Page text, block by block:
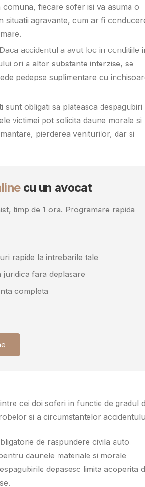
fiecare sofer isi va asuma o
situatii agravante, cum ar fi
accidentul a avut loc in conditiile
ori a altor substante interzise, se
pedepse suplimentare cu
sunt obligati sa plateasca despagubiri
victimei pot solicita daune morale si
pierderea veniturilor, dar si
cu un avocat
timp de 1 ora. Programare rapida
rapide la intrebarile tale
juridica fara deplasare
completa
cei doi soferi in functie de gradul
si a circumstantelor
de raspundere civila auto,
daunele materiale si morale
depasesc limita acoperita